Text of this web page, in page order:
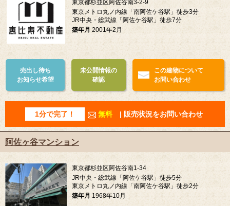
東京都杉並区阿佐谷南3-2-9
東京メトロ丸ノ内線「南阿佐ケ谷駅」徒歩3分
JR中央・総武線「阿佐ケ谷駅」徒歩7分
築年月 2001年2月
売出し待ち
お知らせ希望
未公開情報の
確認
この建物について
お問い合わせ
1分で完了！ 無料 | 販売状況をお問い合わせ
阿佐ヶ谷マンション
東京都杉並区阿佐谷南1-34
JR中央・総武線「阿佐ケ谷駅」徒歩5分
東京メトロ丸ノ内線「南阿佐ケ谷駅」徒歩2分
築年月 1968年10月